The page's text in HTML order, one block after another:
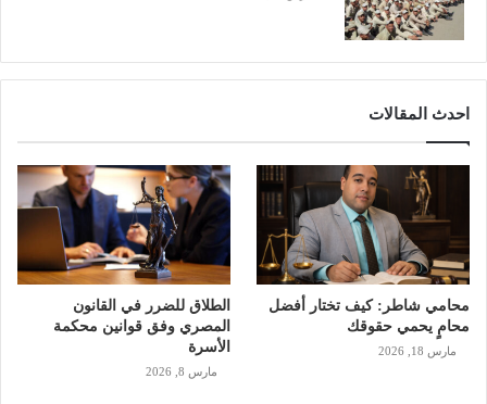
احدث المقالات
محامي شاطر: كيف تختار أفضل
محامٍ يحمي حقوقك
مارس 18, 2026
الطلاق للضرر في القانون
المصري وفق قوانين محكمة
الأسرة
مارس 8, 2026